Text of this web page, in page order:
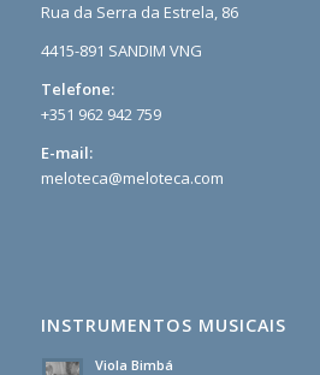
Rua da Serra da Estrela, 86
4415-891 SANDIM VNG
Telefone:
+351 962 942 759
E-mail:
meloteca@meloteca.com
INSTRUMENTOS MUSICAIS
Viola Bimbá